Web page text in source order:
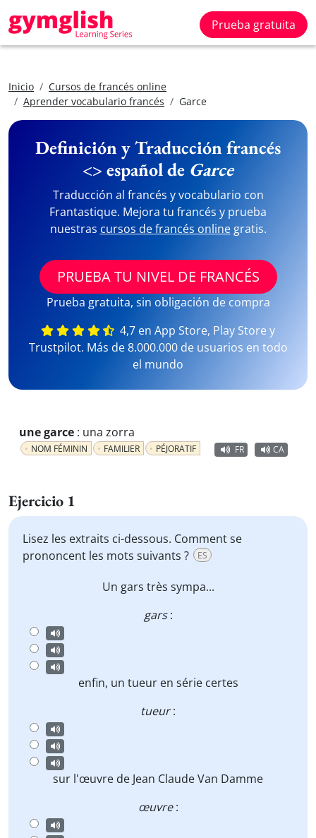
Prueba gratuita
Inicio
Cursos de francés online
Aprender vocabulario francés
Garce
Definición y Traducción francés
<> español de Garce
Traducción al francés y vocabulario con
Frantastique. Mejora tu francés y prueba
nuestras cursos de francés onlinegratis.
PRUEBA TU NIVEL DE FRANCÉS
Prueba gratuita, sin obligación de compra
4,7 en App Store, Play Store y
Trustpilot. Más de 8.000.000 de usuarios en todo
el mundo
une garce : una zorra
NOM FÉMININ FAMILIER PÉJORATIF FR CA
Ejercicio 1
Lisez les extraits ci-dessous. Comment se
prononcent les mots suivants ?
ES
Un gars très sympa...
gars:
enfin, un tueuren série certes
tueur:
sur l'œuvre de Jean Claude Van Damme
œuvre: